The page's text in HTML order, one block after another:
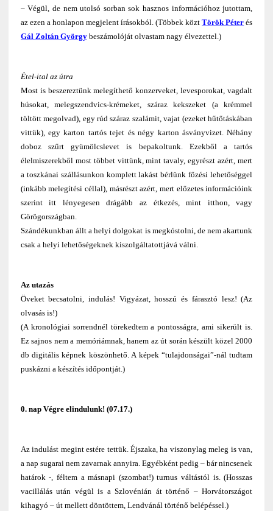
– Végül, de nem utolsó sorban sok hasznos információhoz jutottam,
az ezen a honlapon megjelent írásokból. (Többek köztTörök Péter és
Gál Zoltán Györgybeszámolóját olvastam nagy élvezettel.)
Étel-ital az útra
Most is beszereztünk melegíthető konzerveket, levesporokat, vagdalt
húsokat, melegszendvics-krémeket, száraz kekszeket (a krémmel
töltött megolvad), egy rúd száraz szalámit, vajat (ezeket hűtőtáskában
vittük), egy karton tartós tejet és négy karton ásványvizet. Néhány
doboz szűrt gyümölcslevet is bepakoltunk. Ezekből a tartós
élelmiszerekből most többet vittünk, mint tavaly, egyrészt azért, mert
a toszkánai szállásunkon komplett lakást bérlünk főzési lehetőséggel
(inkább melegítési céllal), másrészt azért, mert előzetes információink
szerint itt lényegesen drágább az étkezés, mint itthon, vagy
Görögországban.
Szándékunkban állt a helyi dolgokat is megkóstolni, de nem akartunk
csak a helyi lehetőségeknek kiszolgáltatottjává válni.
Az utazás
Öveket becsatolni, indulás! Vigyázat, hosszú és fárasztó lesz! (Az
olvasás is!)
(A kronológiai sorrendnél törekedtem a pontosságra, ami sikerült is.
Ez sajnos nem a memóriámnak, hanem az út során készült közel 2000
db digitális képnek köszönhető. A képek “tulajdonságai”-nál tudtam
puskázni a készítés időpontját.)
0. nap Végre elindulunk! (07.17.)
Az indulást megint estére tettük. Éjszaka, ha viszonylag meleg is van,
a nap sugarai nem zavarnak annyira. Egyébként pedig – bár nincsenek
határok -, féltem a másnapi (szombat!) turnus váltástól is. (Hosszas
vacillálás után végül is a Szlovénián át történő – Horvátországot
kihagyó – út mellett döntöttem, Lendvánál történő belépéssel.)